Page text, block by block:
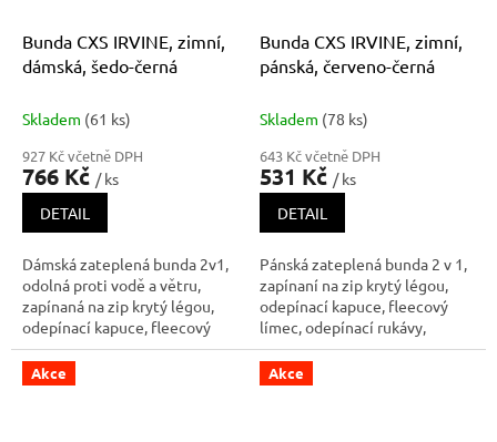
Bunda CXS IRVINE, zimní,
dámská, šedo-černá
Skladem (61 ks)
927 Kč včetně DPH
766 Kč / ks
DETAIL
Dámská zateplená bunda 2v1,
odolná proti vodě a větru,
zapínaná na zip krytý légou,
odepínací kapuce, fleecový
límec, odepínací rukávy,
lepené švy, rukávy a dolní okraj
bundy ukončeny pružnou
Bunda CXS IRVINE, zimní,
pánská, červeno-černá
Skladem (78 ks)
643 Kč včetně DPH
531 Kč / ks
DETAIL
Pánská zateplená bunda 2 v 1,
zapínaní na zip krytý légou,
odepínací kapuce, fleecový
límec, odepínací rukávy,
regulovatelné manžety na
rukávech, plastové poutko pod
pravou náprsní kapsou,
Akce Akce